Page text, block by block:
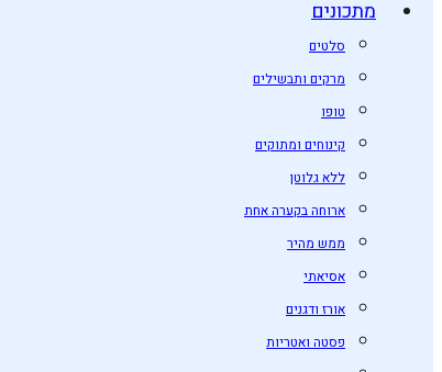
מתכונים
סלטים
מרקים ותבשילים
טופו
קינוחים ומתוקים
ללא גלוטן
ארוחה בקערה אחת
ממש מהיר
אסיאתי
אורז ודגנים
פסטה ואטריות